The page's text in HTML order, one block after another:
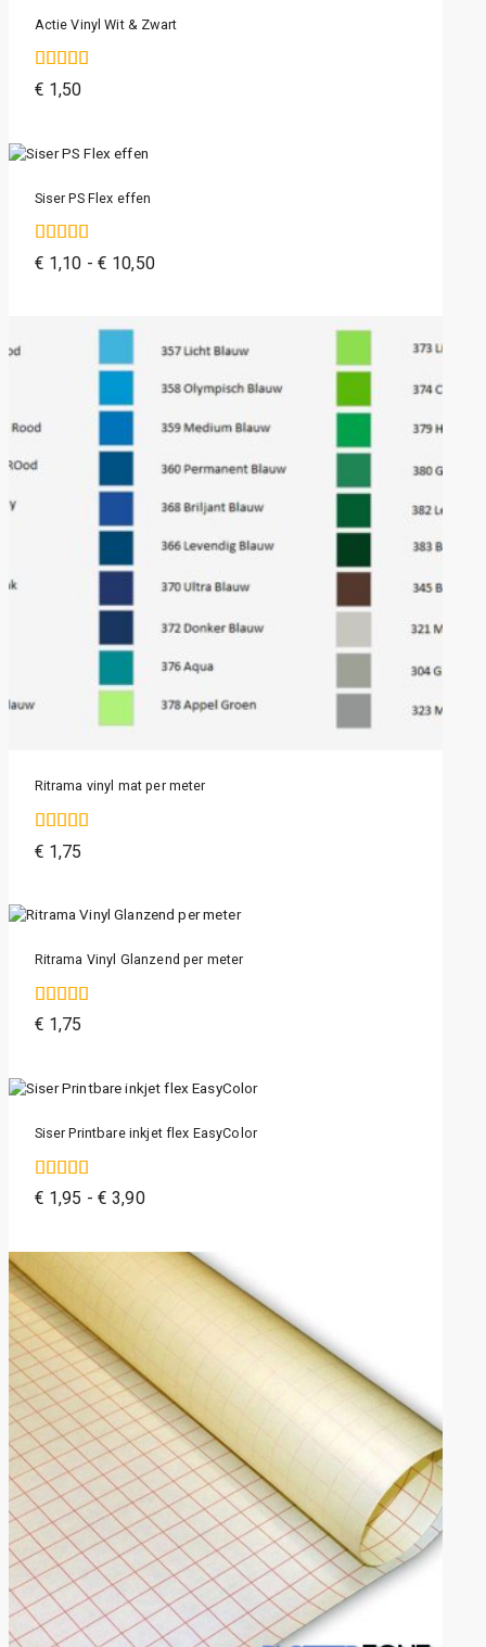
Actie Vinyl Wit & Zwart
4.64
van de 5
€ 1,50
Siser PS Flex effen
4.76
van de 5
€ 1,10 - € 10,50
Ritrama vinyl mat per meter
4.75
van de 5
€ 1,75
Ritrama Vinyl Glanzend per meter
4.83
van de 5
€ 1,75
Siser Printbare inkjet flex EasyColor
4.00
van de 5
€ 1,95 - € 3,90